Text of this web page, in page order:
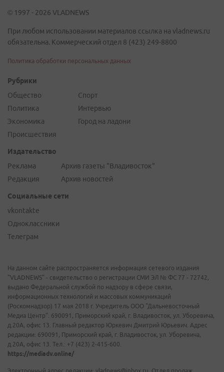
© 1997 - 2026 VLADNEWS
При любом использовании материалов ссылка на vladnews.ru
обязательна. Коммерческий отдел 8 (423) 249-8800
Политика обработки персональных данных
Рубрики
Общество
Политика
Экономика
Происшествия
Спорт
Интервью
Город на ладони
Издательство
Реклама
Редакция
Архив газеты "Владивосток"
Архив новостей
Социальные сети
vkontakte
Одноклассники
Телеграм
На данном сайте распространяется информация сетевого издания
"VLADNEWS" - свидетельство о регистрации СМИ ЭЛ № ФС 77 - 72742,
выдано Федеральной службой по надзору в сфере связи,
информационных технологий и массовых коммуникаций
(Роскомнадзор) 17 мая 2018 г. Учредитель ООО "Дальневосточный
Медиа Центр". 690091, Приморский край, г. Владивосток, ул. Уборевича,
д.20А, офис 13. Главный редактор Юркевич Дмитрий Юрьевич. Адрес
редакции: 690091, Приморский край, г. Владивосток, ул. Уборевича,
д.20А, офис 13. Тел.: +7 (423) 2-415-600.
https://mediadv.online/